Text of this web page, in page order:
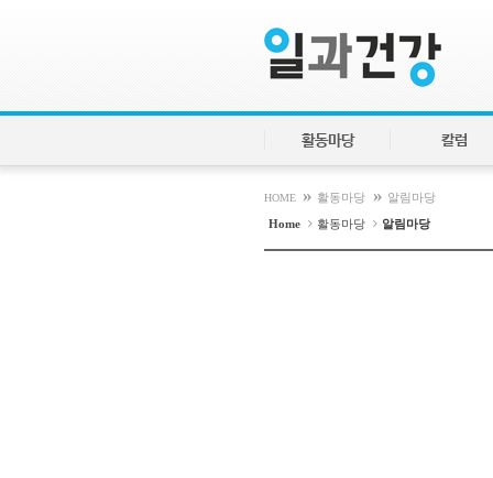
활동마당 칼럼
HOME » 활동마당 » 알림마당
Home 활동마당 알림마당